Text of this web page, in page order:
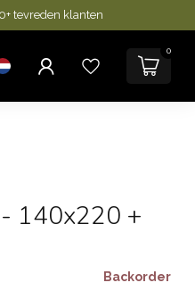
tevreden klanten
0
- 140x220 +
Backorder